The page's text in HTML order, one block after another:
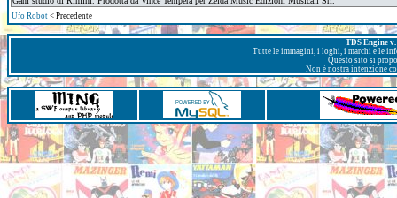
Ufo Robot < Precedente
TDS Engine
Tutte le immagini, i loghi, i marchi e le
Questo sito si
Non è nostra intenzione